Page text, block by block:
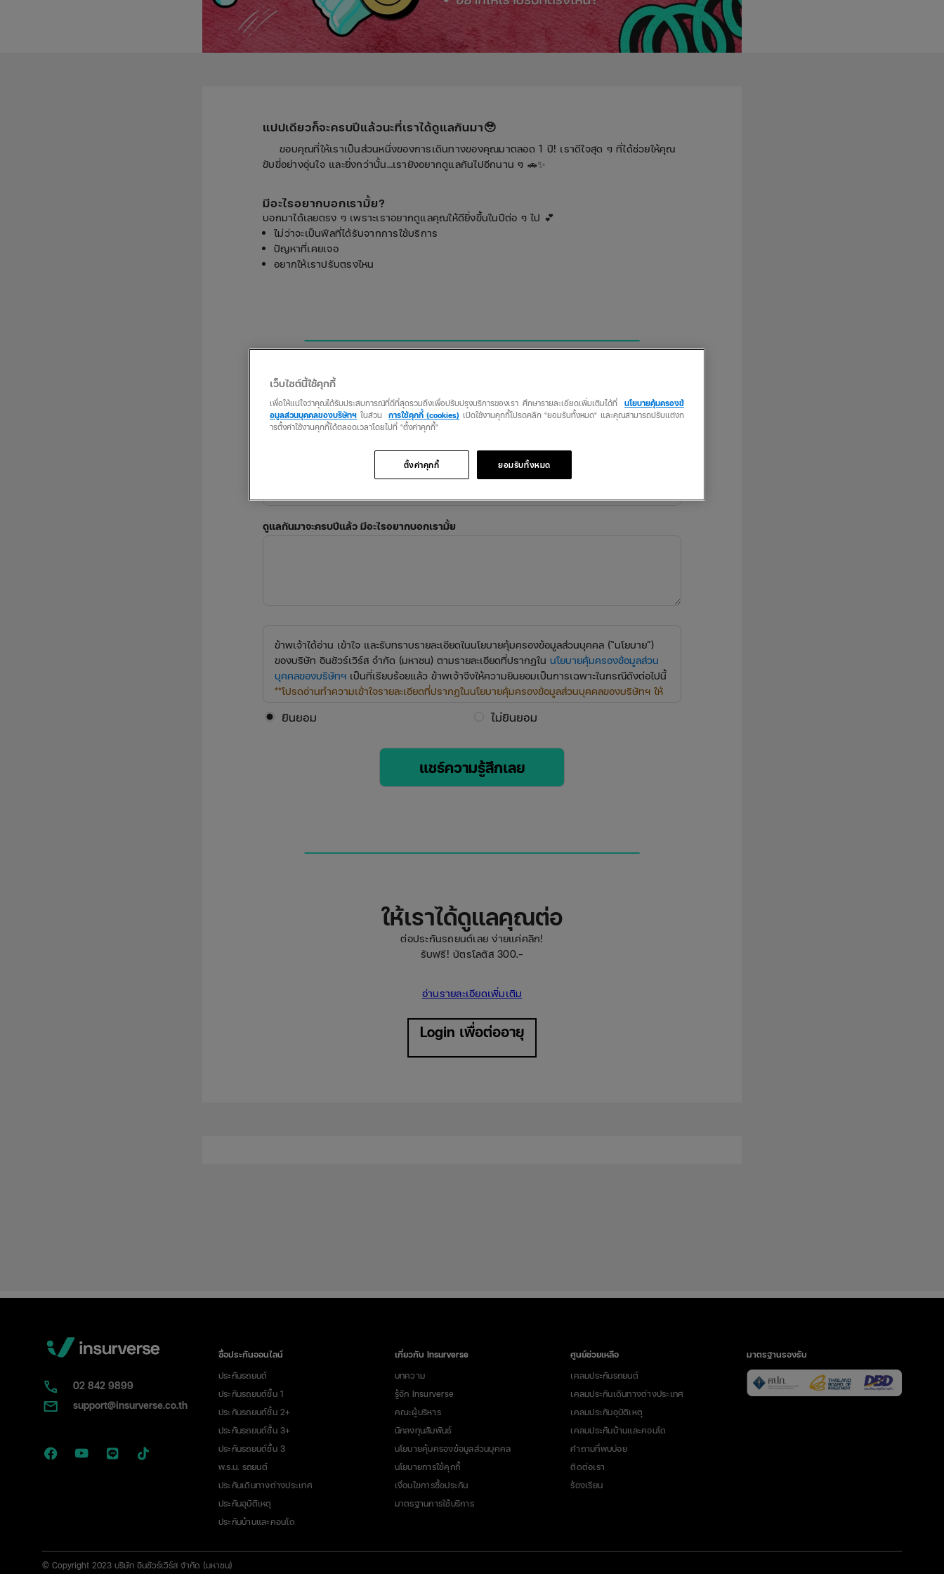
แปปเดียวก็จะครบปีแล้วนะที่เราได้ดูแลกันมา🥹
ขอบคุณที่ให้เราเป็นส่วนหนึ่งของการเดินทางของคุณมาตลอด 1 ปี! เราดีใจสุด ๆ ที่ได้ช่วยให้คุณ
ขับขี่อย่างอุ่นใจ และยิ่งกว่านั้น…เรายังอยากดูแลกันไปอีกนาน ๆ 🚗✨
มีอะไรอยากบอกเรามั้ย?
บอกมาได้เลยตรง ๆ เพราะเราอยากดูแลคุณให้ดียิ่งขึ้นในปีต่อ ๆ ไป 💕
ไม่ว่าจะเป็นฟีลที่ได้รับจากการใช้บริการ
ปัญหาที่เคยเจอ
อยากให้เราปรับตรงไหน
แชร์ความรู้สึกกับเราได้เลย!
ดูแลกันมาจะครบปีแล้ว มีอะไรอยากบอกเรามั้ย
ยินยอม ไม่ยินยอม
ข้าพเจ้าได้อ่าน เข้าใจ และรับทราบรายละเอียดในนโยบายคุ้มครองข้อมูลส่วนบุคคล (“นโยบาย”)
ของบริษัท อินชัวร์เวิร์ส จำกัด (มหาชน) ตามรายละเอียดที่ปรากฏใน นโยบายคุ้มครองข้อมูลส่วน
บุคคลของบริษัทฯ เป็นที่เรียบร้อยแล้ว ข้าพเจ้าจึงให้ความยินยอมเป็นการเฉพาะในกรณีดังต่อไปนี้
**โปรดอ่านทำความเข้าใจรายละเอียดที่ปรากฏในนโยบายคุ้มครองข้อมูลส่วนบุคคลของบริษัทฯ ให้
ข้าพเจ้ายินยอมให้บริษัทฯ เก็บรวบรวม ใช้ และเปิดเผยข้อมูลส่วนบุคคลอันได้แก่ ชื่อ นามสกุล ที่อยู่
สถานที่ติดต่อ เบอร์โทรศัพท์ ข้อมูลที่ใช้ระบุตัวตนทางอิเล็กทรอนิกส์ เพื่อให้บริษัทฯ สามารถนำส่ง
ข้อมูลข่าวสารที่เป็นประโยชน์ นำเสนอผลิตภัณฑ์และ/หรือบริการที่ข้าพเจ้าอาจสนใจ จัดทำกิจกรรม
แชร์ความรู้สึกเลย
ให้เราได้ดูแลคุณต่อ
ต่อประกันรถยนต์เลย ง่ายแค่คลิก!
รับฟรี! บัตรโลตัส 300.-
อ่านรายละเอียดเพิ่มเติม
Login เพื่อต่ออายุ
02​ 842 9899
support@insurverse.co.th
ซื้อประกันออนไลน์
ประกันรถยนต์
ประกันรถยนต์ชั้น 1
ประกันรถยนต์ชั้น 2+
ประกันรถยนต์ชั้น 3+
ประกันรถยนต์ชั้น 3
พ.ร.บ. รถยนต์
ประกันเดินทางต่างประเทศ
ประกันอุบัติเหตุ
ประกันบ้านและคอนโด
เกี่ยวกับ Insurverse
บทความ
รู้จัก Insurverse
คณะผู้บริหาร
นักลงทุนสัมพันธ์
นโยบายคุ้มครองข้อมูลส่วนบุคคล
นโยบายการใช้คุกกี้
เงื่อนไขการซื้อประกัน
มาตรฐานการใช้บริการ
ศูนย์ช่วยเหลือ
เคลมประกันรถยนต์
เคลมประกันเดินทางต่างประเทศ
เคลมประกันอุบัติเหตุ
เคลมประกันบ้านและคอนโด
คำถามที่พบบ่อย
ติดต่อเรา
ร้องเรียน
มาตรฐานรองรับ
© Copyright 2023 บริษัท อินชัวร์เวิร์ส จำกัด (มหาชน)
เว็บไซต์นี้ใช้คุกกี้
เพื่อให้แน่ใจว่าคุณได้รับประสบการณ์ที่ดีที่สุดรวมถึงเพื่อปรับปรุงบริการของเรา ศึกษารายละเอียดเพิ่มเติมได้ที่
นโยบายคุ้มครองข้
อมูลส่วนบุคคลของบริษัทฯ ในส่วน การใช้คุกกี้ (cookies) เปิดใช้งานคุกกี้โปรดคลิก "ยอมรับทั้งหมด" และคุณสามารถปรับแต่งก
ารตั้งค่าใช้งานคุกกี้ได้ตลอดเวลาโดยไปที่ "ตั้งค่าคุกกี้"
ยอมรับทั้งหมด
ตั้งค่าคุกกี้